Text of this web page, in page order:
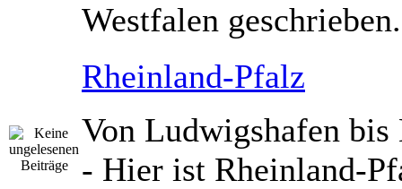
Westfalen geschrieben.
Rheinland-Pfalz
Von Ludwigshafen bis
- Hier ist Rheinland-